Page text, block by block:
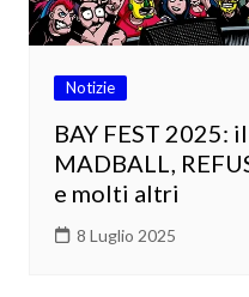
Notizie
BAY FEST 2025:
MADBALL,
e molti altri
8 Luglio 2025